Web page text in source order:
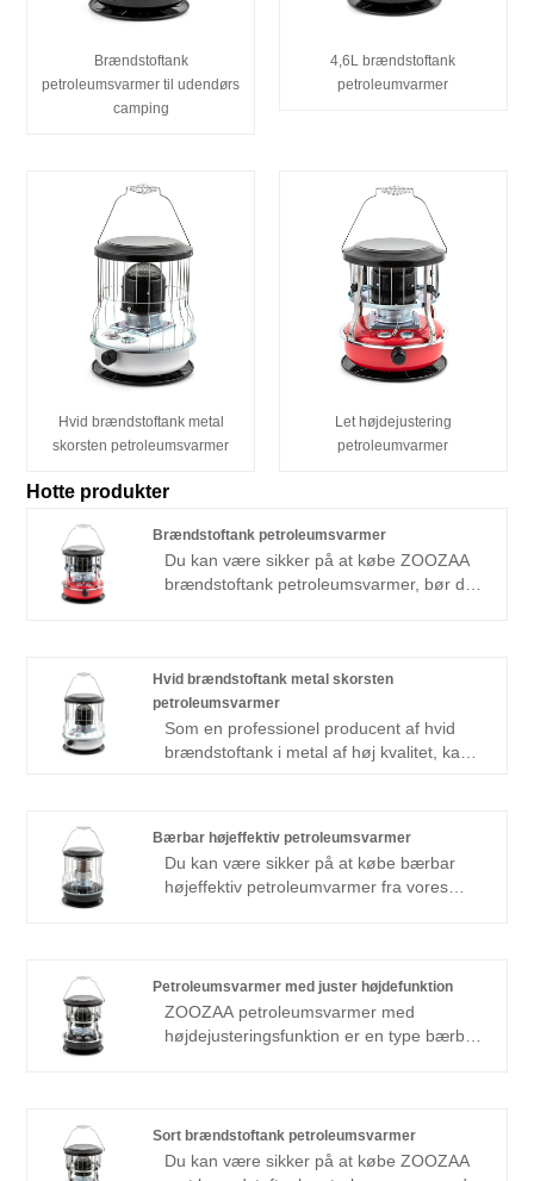
Brændstoftank
petroleumsvarmer til udendørs
camping
4,6L brændstoftank
petroleumvarmer
Hvid brændstoftank metal
skorsten petroleumsvarmer
Let højdejustering
petroleumvarmer
Hotte produkter
Brændstoftank petroleumsvarmer
Du kan være sikker på at købe ZOOZAA
brændstoftank petroleumsvarmer, bør du
designet til at være bærbar, så du nemt
kan flytte dem fra et sted til et andet. De
kommer typisk med håndtag til bekvem
transport.
Hvid brændstoftank metal skorsten
petroleumsvarmer
Som en professionel producent af hvid
brændstoftank i metal af høj kvalitet, kan
er designet til at være bærbare, hvilket
giver mulighed for nem bevægelse
mellem steder.
Bærbar højeffektiv petroleumsvarmer
Du kan være sikker på at købe bærbar
højeffektiv petroleumvarmer fra vores
Petroleumsvarmer med juster højdefunktion
ZOOZAA petroleumsvarmer med
højdejusteringsfunktion er en type bærbar
Denne funktion giver ekstra alsidighed og
bekvemmelighed, da du kan justere
Sort brændstoftank petroleumsvarmer
Du kan være sikker på at købe ZOOZAA